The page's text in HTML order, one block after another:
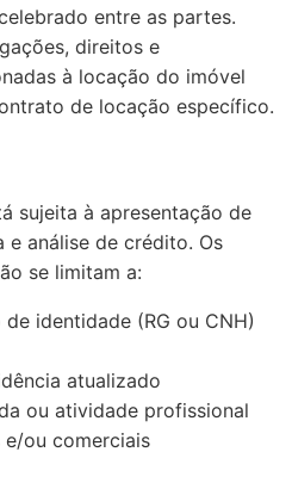
entre as partes.
direitos e
à locação do imóvel
de locação específico.
sujeita à apresentação de
análise de crédito. Os
se limitam a:
identidade (RG ou CNH)
atualizado
ou atividade profissional
e/ou comerciais